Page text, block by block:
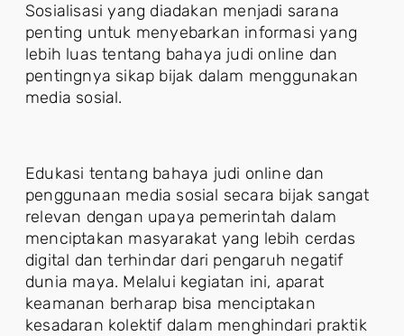
Sosialisasi yang diadakan menjadi sarana
penting untuk menyebarkan informasi yang
lebih luas tentang bahaya judi online dan
pentingnya sikap bijak dalam menggunakan
media sosial.
Edukasi tentang bahaya judi online dan
penggunaan media sosial secara bijak sangat
relevan dengan upaya pemerintah dalam
menciptakan masyarakat yang lebih cerdas
digital dan terhindar dari pengaruh negatif
dunia maya. Melalui kegiatan ini, aparat
keamanan berharap bisa menciptakan
kesadaran kolektif dalam menghindari praktik